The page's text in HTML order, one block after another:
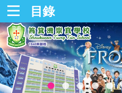
目錄